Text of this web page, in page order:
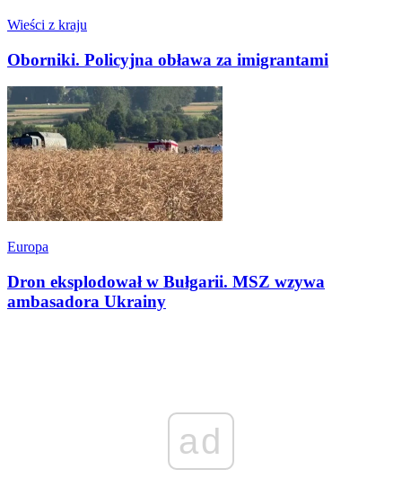
Wieści z kraju
Oborniki. Policyjna obława za imigrantami
Europa
Dron eksplodował w Bułgarii. MSZ wzywa
ambasadora Ukrainy
ad